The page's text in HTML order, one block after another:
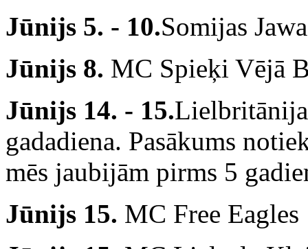
Jūnijs 5. - 10.Somijas
Jūnijs 8. MC Spieķi Vējā
Jūnijs 14. - 15.
gadadiena. Pasākums
mēs jaubijām pirms 5
Jūnijs 15. MC Free Eagles